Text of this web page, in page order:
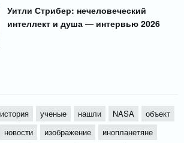
Уитли Стрибер: нечеловеческий
интеллект и душа — интервью 2026
история ученые нашли NASA
объект
новости изображение
инопланетяне